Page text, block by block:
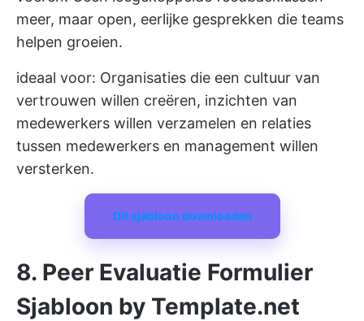
meer, maar open, eerlijke gesprekken die teams
helpen groeien.
ideaal voor: Organisaties die een cultuur van
vertrouwen willen creëren, inzichten van
medewerkers willen verzamelen en relaties
tussen medewerkers en management willen
versterken.
Dit sjabloon downloaden
8. Peer Evaluatie Formulier
Sjabloon by Template.net